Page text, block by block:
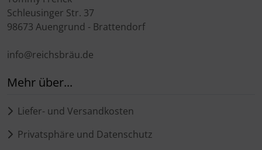
Schleusinger Str. 37
98673 Auengrund - Brattendorf
info@reichsbräu.de
Mehr über...
Liefer- und Versandkosten
Privatsphäre und Datenschutz